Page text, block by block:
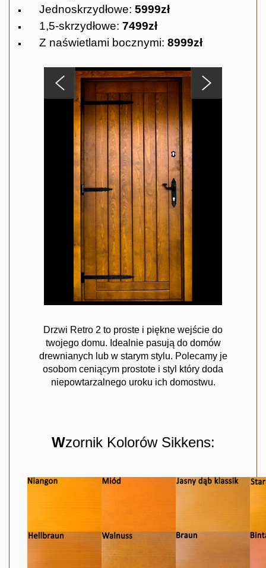
Jednoskrzydłowe: 5999zł
1,5-skrzydłowe: 7499zł
Z naświetlami bocznymi: 8999zł
Drzwi Retro 2 to proste i piękne wejście do
twojego domu. Idealnie pasują do domów
drewnianych lub w starym stylu. Polecamy je
osobom ceniącym prostote i styl który doda
niepowtarzalnego uroku ich domostwu.
Wzornik Kolorów Sikkens: